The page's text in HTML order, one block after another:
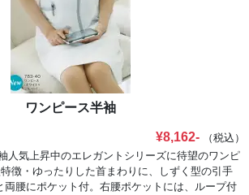
ワンピース半袖
¥8,162-
（税込）
人気上昇中のエレガントシリーズに待望のワンピ
徴・ゆったりした首まわりに、しずく型の引手
両腰にポケット付。右腰ポケットには、ループ付